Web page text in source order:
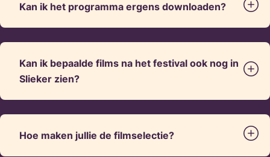
Kan ik het programma ergens downloaden?
Kan ik bepaalde films na het festival ook nog in
Slieker zien?
Hoe maken jullie de filmselectie?